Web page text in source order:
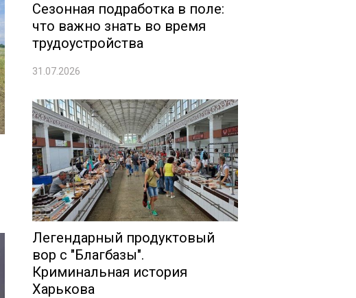
Сезонная подработка в поле:
что важно знать во время
трудоустройства
31.07.2026
Легендарный продуктовый
вор с "Благбазы".
Криминальная история
Харькова